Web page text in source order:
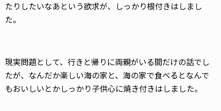
たりしたいなあという欲求が、しっかり根付きはしまし
た。
現実問題として、行きと帰りに両親がいる間だけの話でし
たが、なんだか楽しい海の家と、海の家で食べるとなんで
もおいしいとかしっかり子供心に焼き付きはしました。